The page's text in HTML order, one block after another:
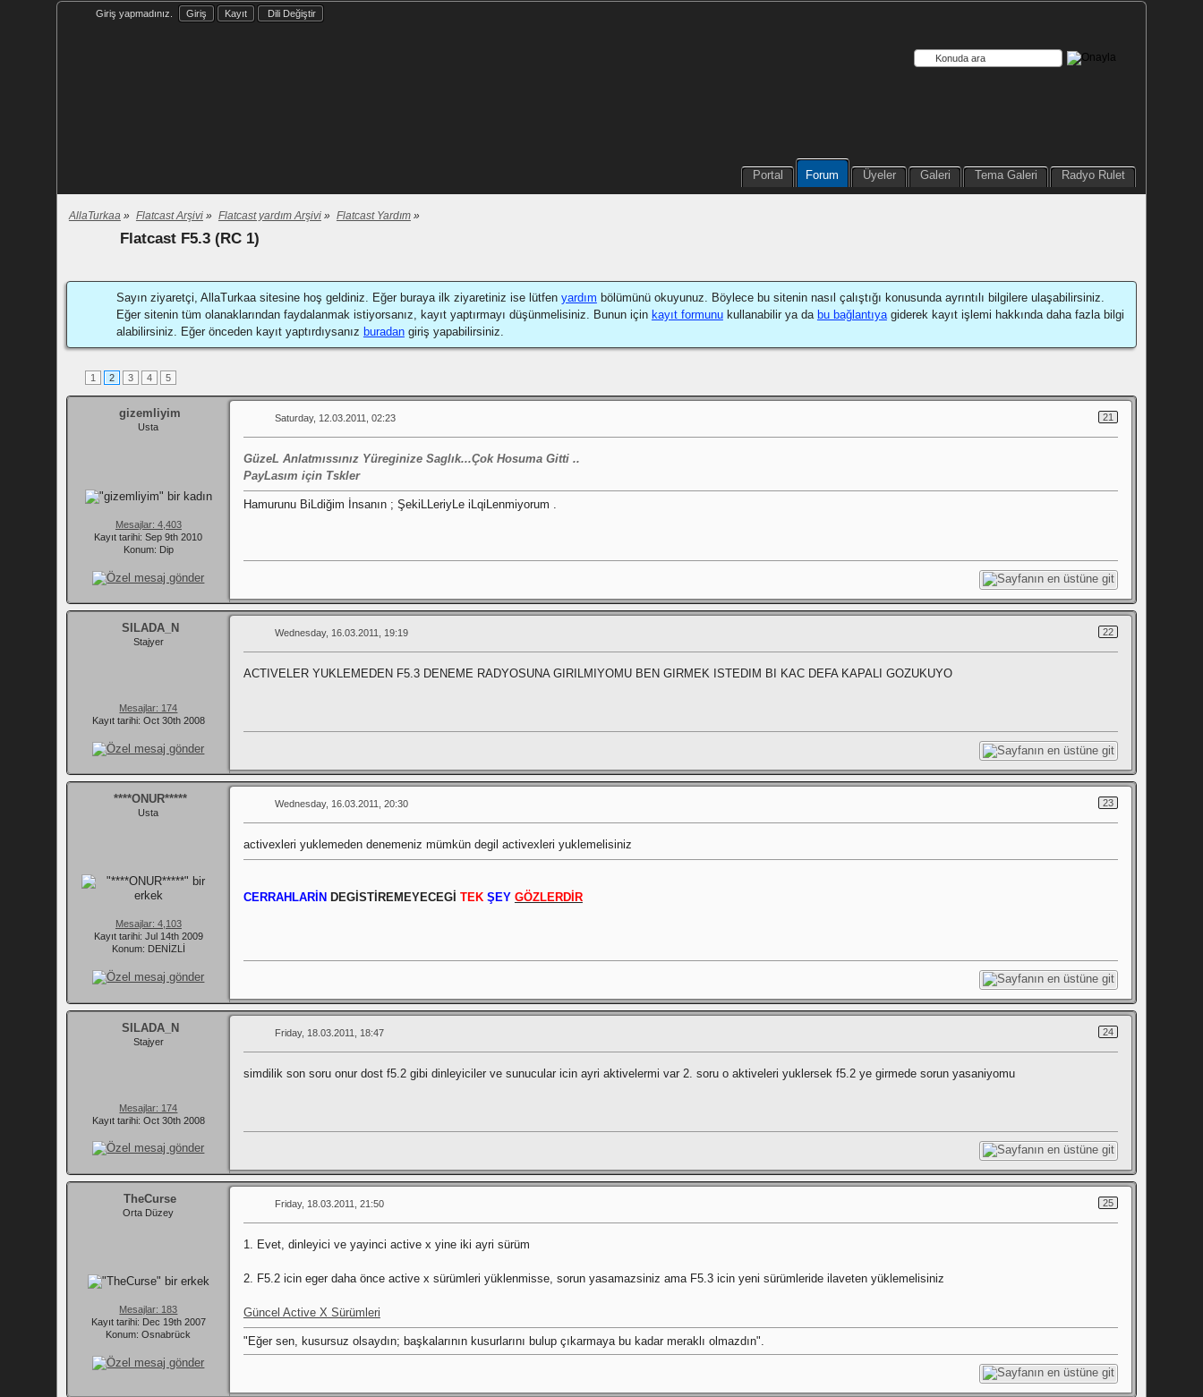
Giriş yapmadınız. Giriş Kayıt Dili Değiştir
Portal Forum Üyeler Galeri Tema Galeri Radyo Rulet
AllaTurkaa » Flatcast Arşivi» Flatcast yardım Arşivi» Flatcast Yardım»
Flatcast F5.3 (RC 1)
Sayın ziyaretçi, AllaTurkaa sitesine hoş geldiniz. Eğer buraya ilk ziyaretiniz ise lütfen yardım bölümünü okuyunuz. Böylece bu sitenin nasıl çalıştığı konusunda ayrıntılı bilgilere ulaşabilirsiniz.
Eğer sitenin tüm olanaklarından faydalanmak istiyorsanız, kayıt yaptırmayı düşünmelisiniz. Bunun için kayıt formunukullanabilir ya da bu bağlantıyagiderek kayıt işlemi hakkında daha fazla bilgi
alabilirsiniz. Eğer önceden kayıt yaptırdıysanız buradangiriş yapabilirsiniz.
1 2 3 4 5
gizemliyim
Usta
Mesajlar: 4,403
Kayıt tarihi: Sep 9th 2010
Konum: Dip
21
Saturday, 12.03.2011, 02:23
GüzeL Anlatmıssınız Yüreginize Saglık...Çok Hosuma Gitti ..
PayLasım için Tskler
Hamurunu BiLdiğim İnsanın ; ŞekiLLeriyLe iLqiLenmiyorum .
SILADA_N
Stajyer
Mesajlar: 174
Kayıt tarihi: Oct 30th 2008
22
Wednesday, 16.03.2011, 19:19
ACTIVELER YUKLEMEDEN F5.3 DENEME RADYOSUNA GIRILMIYOMU BEN GIRMEK ISTEDIM BI KAC DEFA KAPALI GOZUKUYO
****ONUR*****
Usta
Mesajlar: 4,103
Kayıt tarihi: Jul 14th 2009
Konum: DENİZLİ
23
Wednesday, 16.03.2011, 20:30
activexleri yuklemeden denemeniz mümkün degil activexleri yuklemelisiniz
CERRAHLARİN DEGİSTİREMEYECEGİ TEK ŞEY GÖZLERDİR
SILADA_N
Stajyer
Mesajlar: 174
Kayıt tarihi: Oct 30th 2008
24
Friday, 18.03.2011, 18:47
simdilik son soru onur dost f5.2 gibi dinleyiciler ve sunucular icin ayri aktivelermi var 2. soru o aktiveleri yuklersek f5.2 ye girmede sorun yasaniyomu
TheCurse
Orta Düzey
Mesajlar: 183
Kayıt tarihi: Dec 19th 2007
Konum: Osnabrück
25
Friday, 18.03.2011, 21:50
1. Evet, dinleyici ve yayinci active x yine iki ayri sürüm
2. F5.2 icin eger daha önce active x sürümleri yüklenmisse, sorun yasamazsiniz ama F5.3 icin yeni sürümleride ilaveten yüklemelisiniz
Güncel Active X Sürümleri
"Eğer sen, kusursuz olsaydın; başkalarının kusurlarını bulup çıkarmaya bu kadar meraklı olmazdın".